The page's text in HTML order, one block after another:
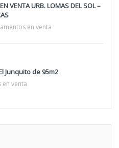
VENTA URB. LOMAS DEL SOL –
en venta
Junquito de 95m2
en venta